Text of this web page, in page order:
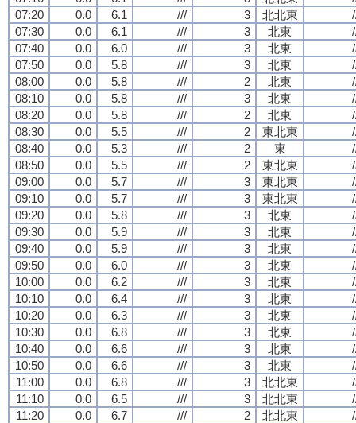
07:20
0.0 6.1 /// 3 北北東
07:30
0.0 6.1 /// 3 北東
07:40
0.0 6.0 /// 3 北東
07:50
0.0 5.8 /// 3 北東
08:00
0.0 5.8 /// 2 北東
08:10
0.0 5.8 /// 3 北東
08:20
0.0 5.8 /// 2 北東
08:30
0.0 5.5 /// 2 東北東
08:40
0.0 5.3 /// 2 東
08:50
0.0 5.5 /// 2 東北東
09:00
0.0 5.7 /// 3 東北東
09:10
0.0 5.7 /// 3 東北東
09:20
0.0 5.8 /// 3 北東
09:30
0.0 5.9 /// 3 北東
09:40
0.0 5.9 /// 3 北東
09:50
0.0 6.0 /// 3 北東
10:00
0.0 6.2 /// 3 北東
10:10
0.0 6.4 /// 3 北東
10:20
0.0 6.3 /// 3 北東
10:30
0.0 6.8 /// 3 北東
10:40
0.0 6.6 /// 3 北東
10:50
0.0 6.6 /// 3 北東
11:00
0.0 6.8 /// 3 北北東
11:10
0.0 6.5 /// 3 北北東
11:20
0.0 6.7 /// 2 北北東